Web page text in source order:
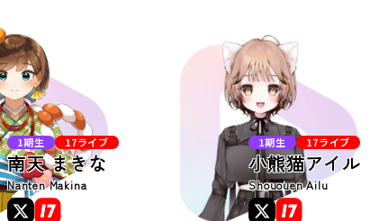
1期生 17ライブ
南天 まきな
Nanten Makina
1期生 17ライブ
小熊猫アイル
Shououen Ailu